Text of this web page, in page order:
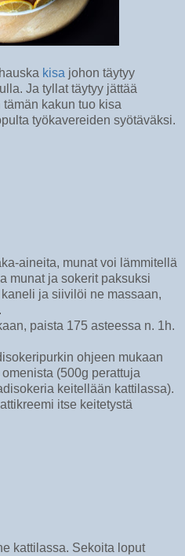
kisa johon täytyy
Ja tyllat täytyy jättää
tämän kakun tuo kisa
työkavereiden syötäväksi.
aineita, munat voi lämmitellä
munat ja sokerit paksuksi
ja siivilöi ne massaan,
paista 175 asteessa n. 1h.
ohjeen mukaan
(500g perattuja
keitellään kattilassa).
itse keitetystä
kattilassa. Sekoita loput